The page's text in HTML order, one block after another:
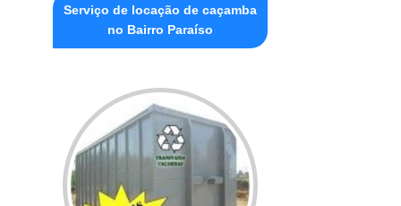
Serviço de locação de caçamba
no Bairro Paraíso